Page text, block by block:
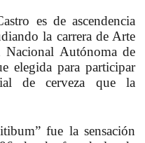
es de ascendencia
la carrera de Arte
Nacional Autónoma de
elegida para participar
de cerveza que la
fue la sensación